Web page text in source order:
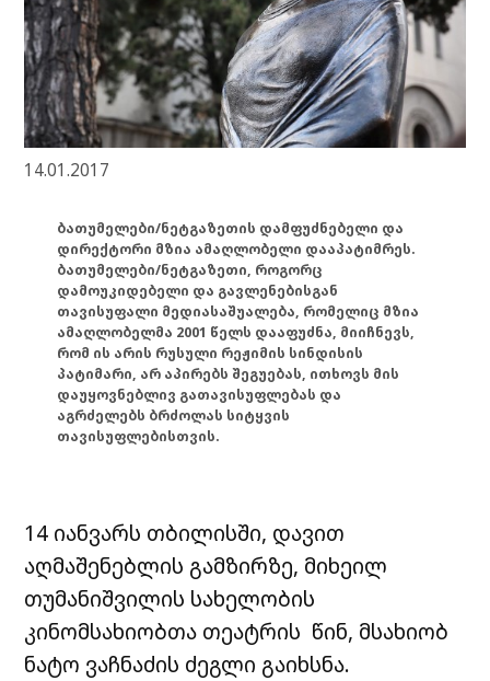
14.01.2017
ბათუმელები/ნეტგაზეთის დამფუძნებელი და
დირექტორი მზია ამაღლობელი დააპატიმრეს.
ბათუმელები/ნეტგაზეთი, როგორც
დამოუკიდებელი და გავლენებისგან
თავისუფალი მედიასაშუალება, რომელიც მზია
ამაღლობელმა 2001 წელს დააფუძნა, მიიჩნევს,
რომ ის არის რუსული რეჟიმის სინდისის
პატიმარი, არ აპირებს შეგუებას, ითხოვს მის
დაუყოვნებლივ გათავისუფლებას და
აგრძელებს ბრძოლას სიტყვის
თავისუფლებისთვის.
14 იანვარს თბილისში, დავით
აღმაშენებლის გამზირზე, მიხეილ
თუმანიშვილის სახელობის
კინომსახიობთა თეატრის წინ, მსახიობ
ნატო ვაჩნაძის ძეგლი გაიხსნა.